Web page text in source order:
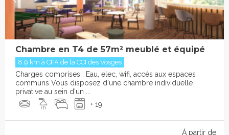
Chambre en T4 de 57m² meublé et équipé
8.9 km à CFA de la CCI des Vosges
Charges comprises : Eau, elec, wifi, accès aux espaces
communs Vous disposez d'une chambre individuelle
privative au sein d'un ...
+ 19
À partir de